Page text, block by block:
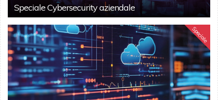
Speciale Cybersecurity aziendale
Speciale